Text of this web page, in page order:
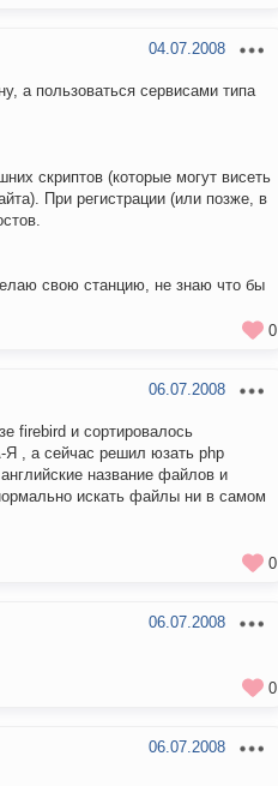
04.07.2008
а пользоваться сервисами типа
скриптов (которые могут висеть
При регистрации (или позже, в
свою станцию, не знаю что бы
0
06.07.2008
firebird и сортировалось
Я , а сейчас решил юзать php
название файлов и
искать файлы ни в самом
0
06.07.2008
0
06.07.2008